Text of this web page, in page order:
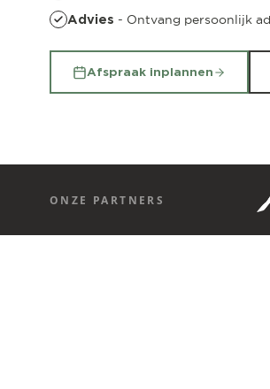
Advies - Ontvang persoonlijk
Afspraak inplannen
ONZE PARTNERS